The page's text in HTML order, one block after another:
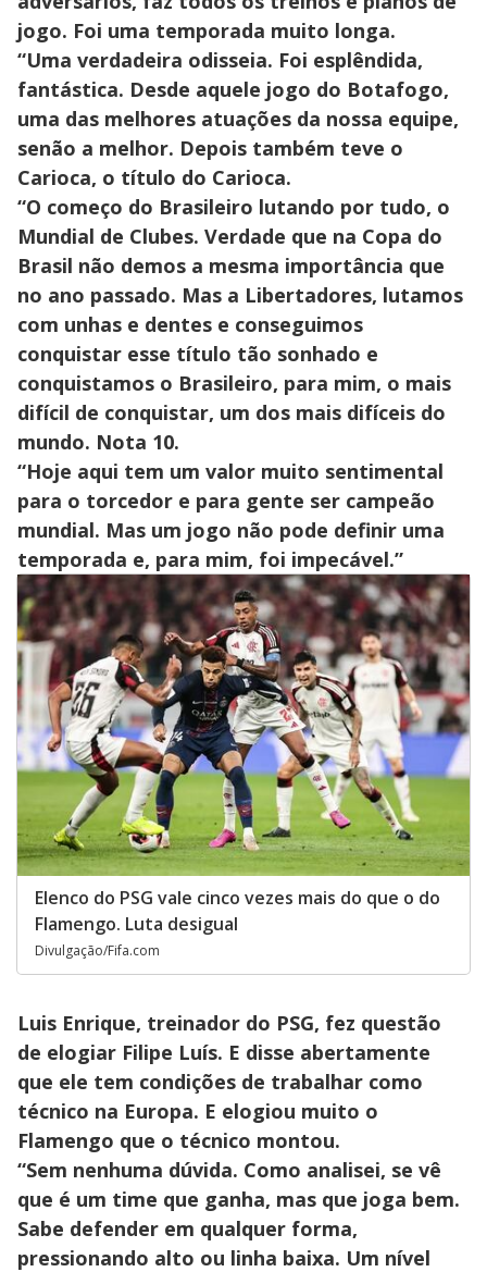
jogo. Foi uma temporada muito longa.
“Uma verdadeira odisseia. Foi esplêndida,
fantástica. Desde aquele jogo do Botafogo,
uma das melhores atuações da nossa equipe,
senão a melhor. Depois também teve o
Carioca, o título do Carioca.
“O começo do Brasileiro lutando por tudo, o
Mundial de Clubes. Verdade que na Copa do
Brasil não demos a mesma importância que
no ano passado. Mas a Libertadores, lutamos
com unhas e dentes e conseguimos
conquistar esse título tão sonhado e
conquistamos o Brasileiro, para mim, o mais
difícil de conquistar, um dos mais difíceis do
mundo. Nota 10.
“Hoje aqui tem um valor muito sentimental
para o torcedor e para gente ser campeão
mundial. Mas um jogo não pode definir uma
temporada e, para mim, foi impecável.”
Elenco do PSG vale cinco vezes mais do que o do
Flamengo. Luta desigual
Divulgação/Fifa.com
Luis Enrique, treinador do PSG, fez questão
de elogiar Filipe Luís. E disse abertamente
que ele tem condições de trabalhar como
técnico na Europa. E elogiou muito o
Flamengo que o técnico montou.
“Sem nenhuma dúvida. Como analisei, se vê
que é um time que ganha, mas que joga bem.
Sabe defender em qualquer forma,
pressionando alto ou linha baixa. Um nível